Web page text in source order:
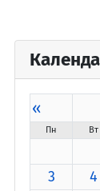
«
Пн Вт
3
4